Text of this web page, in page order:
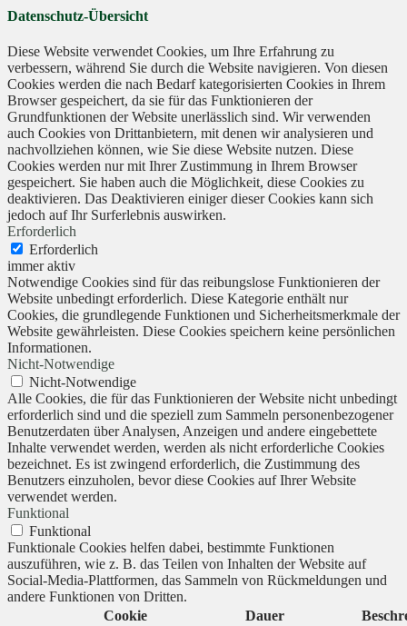
Datenschutz-Übersicht
Diese Website verwendet Cookies, um Ihre Erfahrung zu
verbessern, während Sie durch die Website navigieren. Von diesen
Cookies werden die nach Bedarf kategorisierten Cookies in Ihrem
Browser gespeichert, da sie für das Funktionieren der
Grundfunktionen der Website unerlässlich sind. Wir verwenden
auch Cookies von Drittanbietern, mit denen wir analysieren und
nachvollziehen können, wie Sie diese Website nutzen. Diese
Cookies werden nur mit Ihrer Zustimmung in Ihrem Browser
gespeichert. Sie haben auch die Möglichkeit, diese Cookies zu
deaktivieren. Das Deaktivieren einiger dieser Cookies kann sich
jedoch auf Ihr Surferlebnis auswirken.
Erforderlich
Erforderlich
immer aktiv
Notwendige Cookies sind für das reibungslose Funktionieren der
Website unbedingt erforderlich. Diese Kategorie enthält nur
Cookies, die grundlegende Funktionen und Sicherheitsmerkmale der
Website gewährleisten. Diese Cookies speichern keine persönlichen
Informationen.
Nicht-Notwendige
Nicht-Notwendige
Alle Cookies, die für das Funktionieren der Website nicht unbedingt
erforderlich sind und die speziell zum Sammeln personenbezogener
Benutzerdaten über Analysen, Anzeigen und andere eingebettete
Inhalte verwendet werden, werden als nicht erforderliche Cookies
bezeichnet. Es ist zwingend erforderlich, die Zustimmung des
Benutzers einzuholen, bevor diese Cookies auf Ihrer Website
verwendet werden.
Funktional
Funktional
Funktionale Cookies helfen dabei, bestimmte Funktionen
auszuführen, wie z. B. das Teilen von Inhalten der Website auf
Social-Media-Plattformen, das Sammeln von Rückmeldungen und
andere Funktionen von Dritten.
Cookie
Dauer